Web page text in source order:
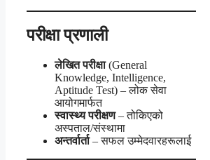
परीक्षा प्रणाली
लेखित परीक्षा(General
Knowledge, Intelligence,
Aptitude Test) – लोक सेवा
आयोगमार्फत
स्वास्थ्य परीक्षण– तोकिएको
अस्पताल/संस्थामा
अन्तर्वार्ता– सफल उम्मेदवारहरूलाई